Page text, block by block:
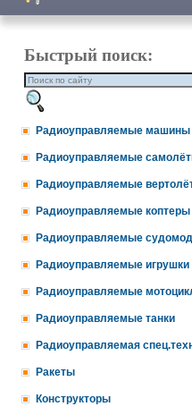
Быстрый поиск:
Радиоуправляемые машины
Радиоуправляемые
Радиоуправляемые
Радиоуправляемые коптеры
Радиоуправляемые
Радиоуправляемые игрушки
Радиоуправляемые
Радиоуправляемые танки
Радиоуправляемая
Ракеты
Конструкторы